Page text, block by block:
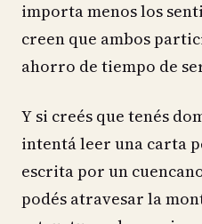
importa menos los
creen que ambos
ahorro de tiempo de
Y si creés que tenés
intentá leer una carta
escrita por un
podés atravesar la